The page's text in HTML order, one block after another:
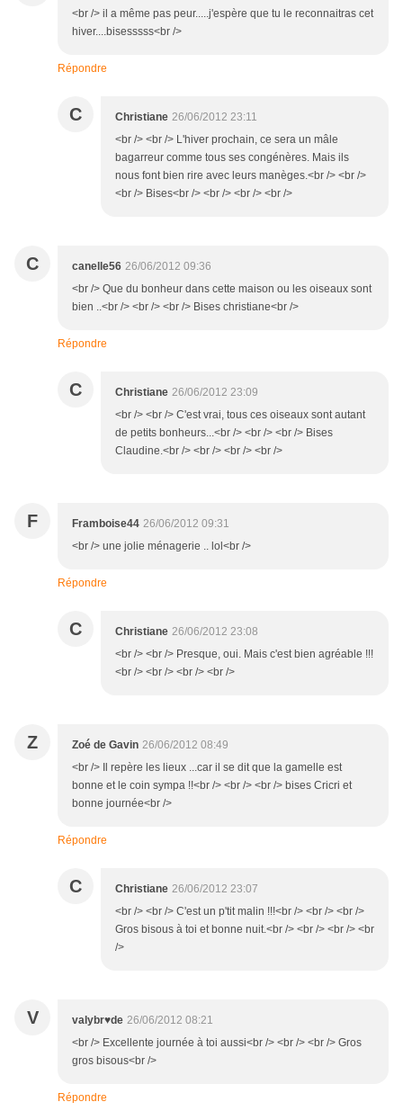
<br /> il a même pas peur.....j'espère que tu le reconnaitras cet
hiver....bisesssss<br />
Répondre
C Christiane 26/06/2012 23:11
<br /> <br /> L'hiver prochain, ce sera un mâle
bagarreur comme tous ses congénères. Mais ils
nous font bien rire avec leurs manèges.<br /> <br />
<br /> Bises<br /> <br /> <br /> <br />
C canelle56 26/06/2012 09:36
<br /> Que du bonheur dans cette maison ou les oiseaux sont
bien ..<br /> <br /> <br /> Bises christiane<br />
Répondre
C Christiane 26/06/2012 23:09
<br /> <br /> C'est vrai, tous ces oiseaux sont autant
de petits bonheurs...<br /> <br /> <br /> Bises
Claudine.<br /> <br /> <br /> <br />
F Framboise44 26/06/2012 09:31
<br /> une jolie ménagerie .. lol<br />
Répondre
C Christiane 26/06/2012 23:08
<br /> <br /> Presque, oui. Mais c'est bien agréable !!!
<br /> <br /> <br /> <br />
Z Zoé de Gavin 26/06/2012 08:49
<br /> Il repère les lieux ...car il se dit que la gamelle est
bonne et le coin sympa !!<br /> <br /> <br /> bises Cricri et
bonne journée<br />
Répondre
C Christiane 26/06/2012 23:07
<br /> <br /> C'est un p'tit malin !!!<br /> <br /> <br />
Gros bisous à toi et bonne nuit.<br /> <br /> <br /> <br
/>
V valybr♥de 26/06/2012 08:21
<br /> Excellente journée à toi aussi<br /> <br /> <br /> Gros
gros bisous<br />
Répondre